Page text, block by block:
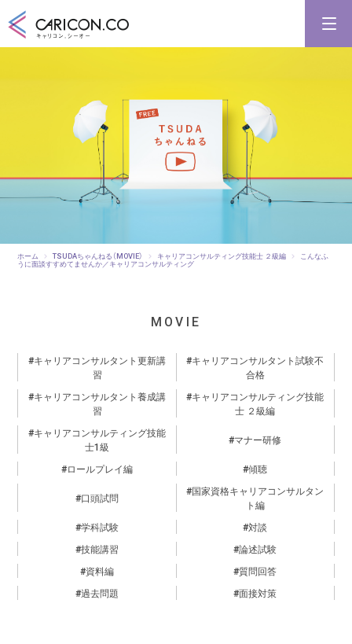
キャリコンシーオーとは
キャリアコンサルタントとは
ホーム TSUDAちゃんねる（MOVIE） キャリアコンサルティング技能士 ２級編 こんなふ
うに面談すすめてませんか／キャリアコンサルティング
MOVIE
キャリアコンサルタント更新講
習
キャリアコンサルタント試験不
合格
キャリアコンサルタント養成講
習
キャリアコンサルティング技能
士 ２級編
キャリアコンサルティング技能
士1級
マナー研修
ロールプレイ編 傾聴
口頭試問
国家資格キャリアコンサルタン
ト編
学科試験
対談
技能講習
論述試験
資料編
質問回答
過去問題
面接対策